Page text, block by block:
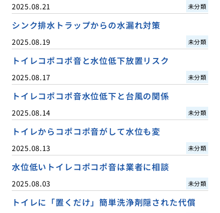
2025.08.21 未分類
シンク排水トラップからの水漏れ対策
2025.08.19 未分類
トイレコポコポ音と水位低下放置リスク
2025.08.17 未分類
トイレコポコポ音水位低下と台風の関係
2025.08.14 未分類
トイレからコポコポ音がして水位も変
2025.08.13 未分類
水位低いトイレコポコポ音は業者に相談
2025.08.03 未分類
トイレに「置くだけ」簡単洗浄剤隠された代償